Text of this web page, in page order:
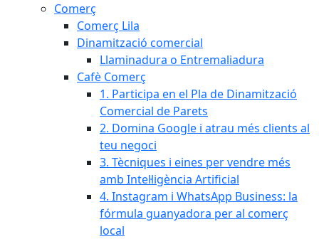
Comerç
Comerç Lila
Dinamització comercial
Llaminadura o Entremaliadura
Cafè Comerç
1. Participa en el Pla de Dinamització
Comercial de Parets
2. Domina Google i atrau més clients al
teu negoci
3. Tècniques i eines per vendre més
amb Intel·ligència Artificial
4. Instagram i WhatsApp Business: la
fórmula guanyadora per al comerç
local